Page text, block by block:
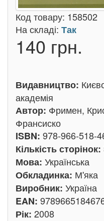
Код товару: 158502
На складі: Так
140 грн.
Видавництво:
академія
Автор: Фримен,
Франсиско
ISBN: 978-966-518-
Кількість сторінок:
Мова: Українська
Обкладинка: М'яка
Виробник: Україна
EAN:
Рік: 2008